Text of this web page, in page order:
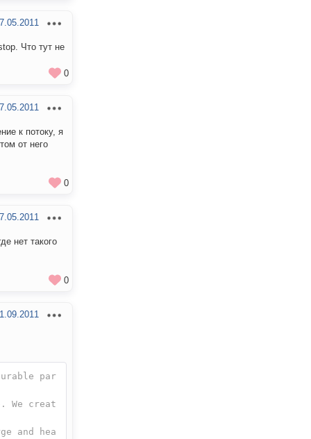
Что тут не
0
к потоку, я
от него
0
нет такого
0
par
We creat
and hea